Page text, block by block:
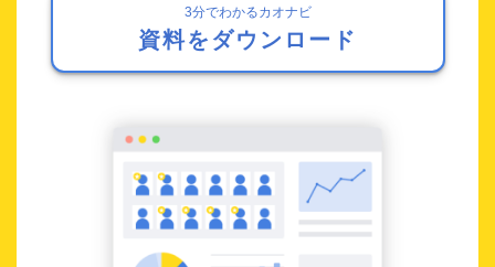
3分でわかるカオナビ
資料をダウンロード